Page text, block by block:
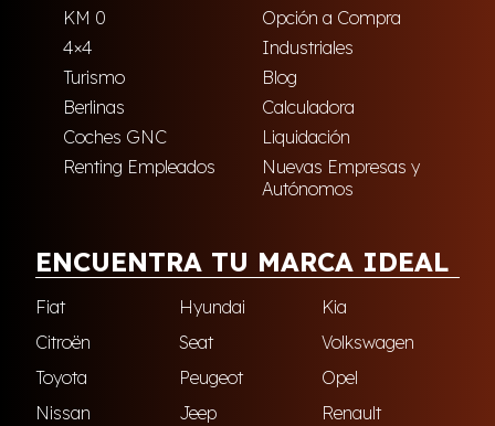
KM 0
Opción a Compra
4×4
Industriales
Turismo
Blog
Berlinas
Calculadora
Coches GNC
Liquidación
Renting Empleados
Nuevas Empresas y
Autónomos
ENCUENTRA TU MARCA IDEAL
Fiat Hyundai
Kia
Citroën
Seat
Volkswagen
Toyota
Peugeot
Opel
Nissan
Jeep
Renault